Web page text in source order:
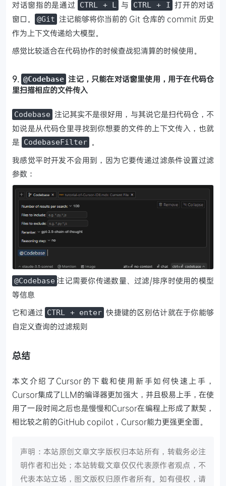
对话窗指的是通过 CTRL + L 与 CTRL + I 打开的对话
窗口。
@Git 注记能够将你当前的 Git 仓库的 commit 历史
作为上下文传递给大模型。
感觉比较适合在代码协作的时候查战犯清算的时候使用。
9. @Codebase 注记，只能在对话窗里使用，用于在代码仓
里扫描相应的文件传入
Codebase 注记其实不是很好用，与其说它是扫代码仓，不
如说是从代码仓里寻找到你想要的文件的上下文传入，也就
是 CodebaseFilter 。
我感觉平时开发不会用到，因为它要传递过滤条件设置过滤
参数：
@Codebase 注记需要你传递数量、过滤/排序时使用的模型
等信息
它和通过 CTRL + enter 快捷键的区别估计就在于你能够
自定义查询的过滤规则
总结
本文介绍了Cursor的下载和使用新手如何快速上手，
Cursor集成了LLM的编译器更加强大，并且极易上手，在使
用了一段时间之后也是慢慢和Cursor在编程上形成了默契，
相比较之前的GitHub copilot，Cursor能力更强更全面。
声明：本站原创文章文字版权归本站所有，转载务必注
明作者和出处；本站转载文章仅仅代表原作者观点，不
代表本站立场，图文版权归原作者所有。如有侵权，请